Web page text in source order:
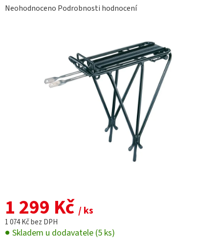
Průměrné
Neohodnoceno Podrobnosti hodnocení
1 299 Kč / ks
1 074 Kč bez DPH
Skladem u dodavatele (5 ks)